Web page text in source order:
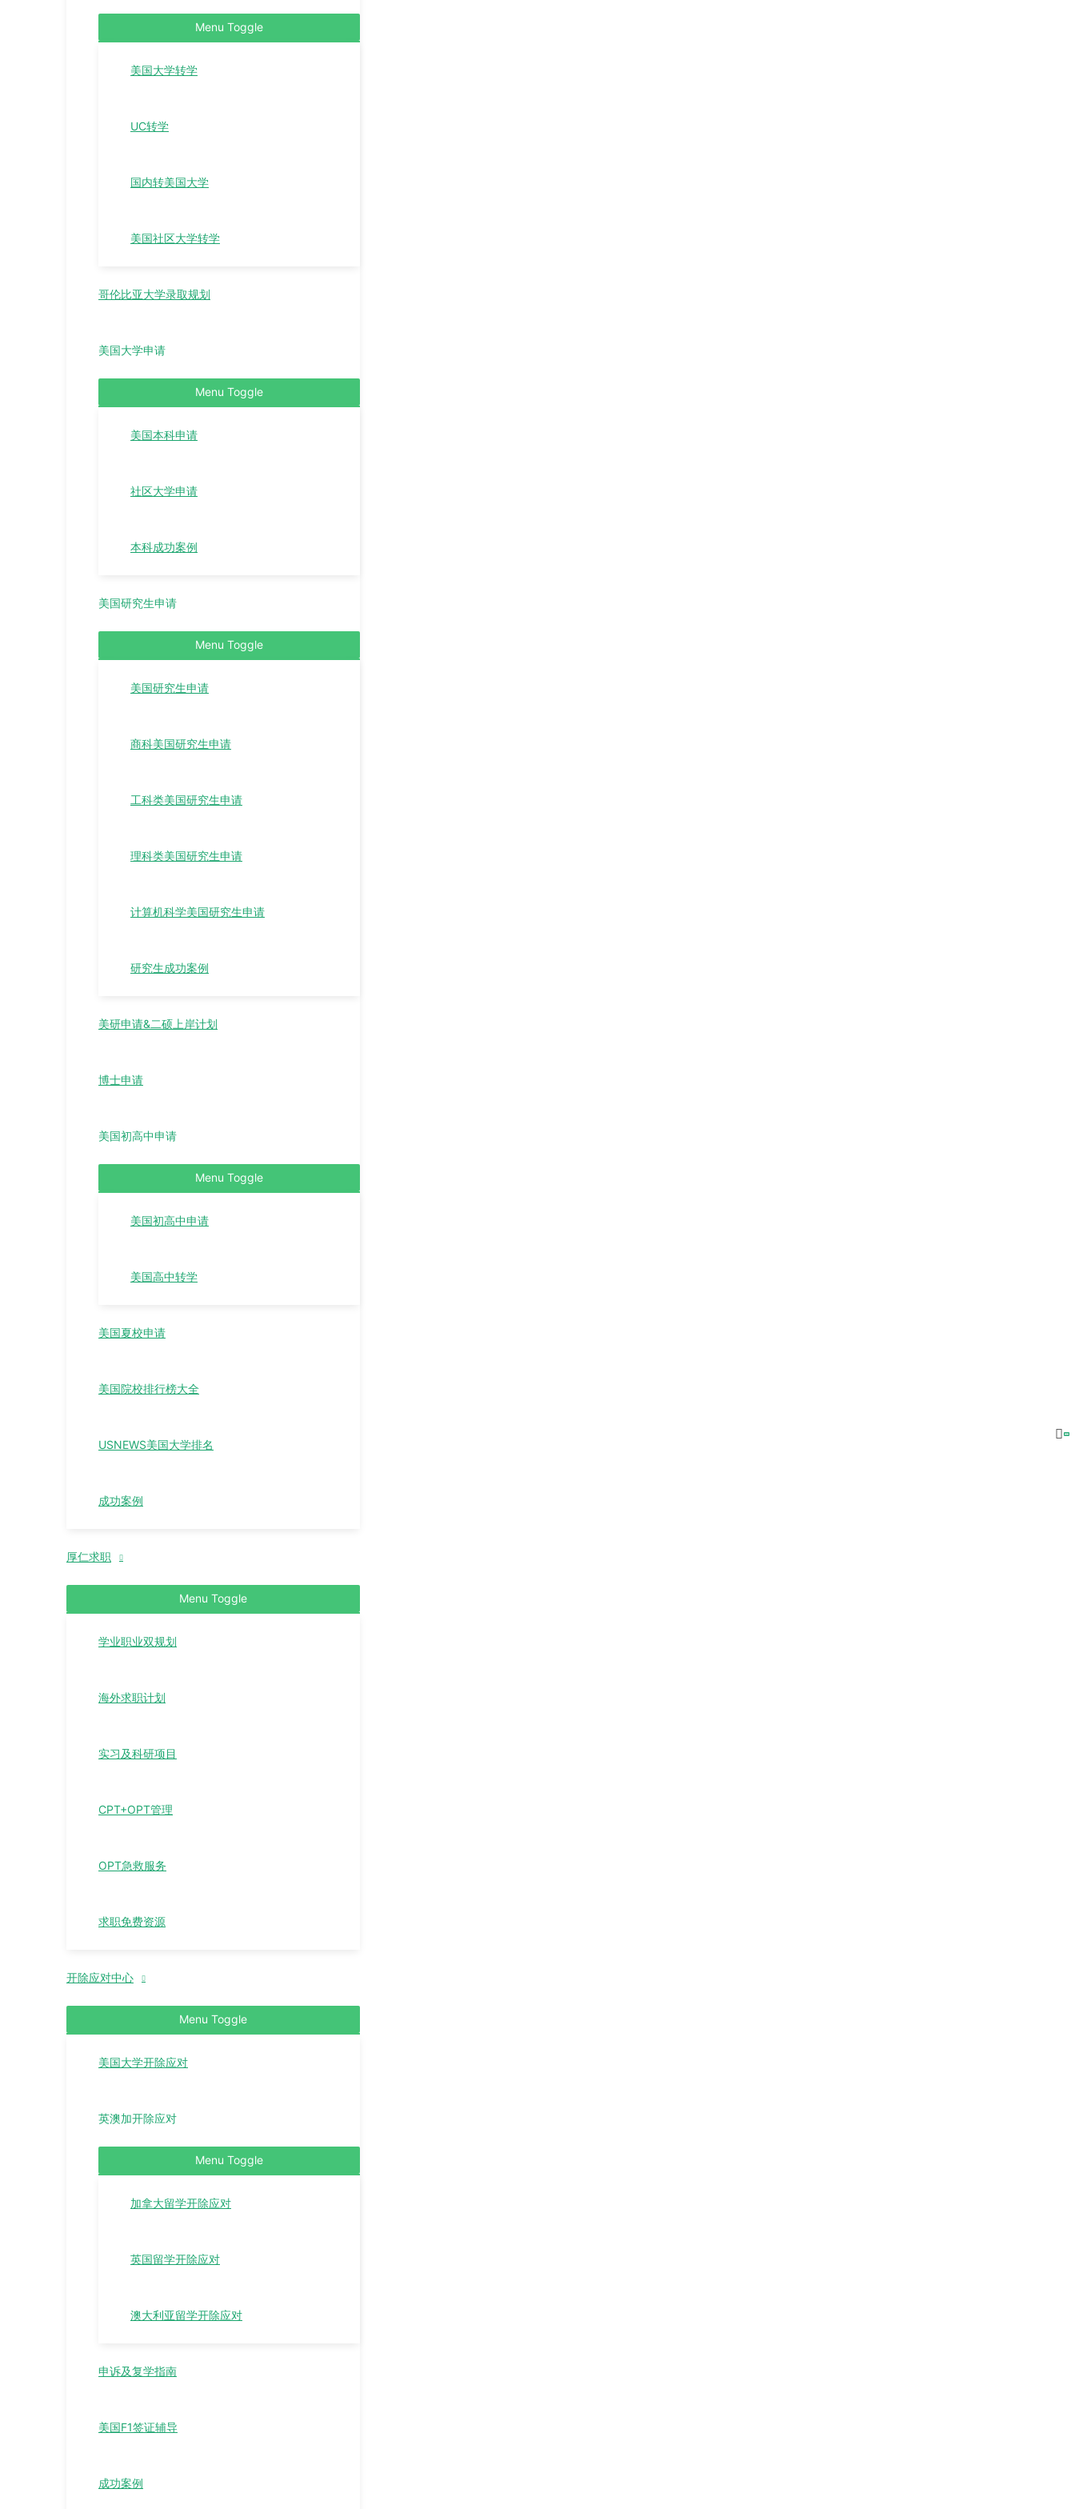
Menu Toggle
美国大学转学
UC转学
国内转美国大学
美国社区大学转学
哥伦比亚大学录取规划
美国大学申请
Menu Toggle
美国本科申请
社区大学申请
本科成功案例
美国研究生申请
Menu Toggle
美国研究生申请
商科美国研究生申请
工科类美国研究生申请
理科类美国研究生申请
计算机科学美国研究生申请
研究生成功案例
美研申请&二硕上岸计划
博士申请
美国初高中申请
Menu Toggle
美国初高中申请
美国高中转学
美国夏校申请
美国院校排行榜大全
USNEWS美国大学排名
成功案例
厚仁求职
Menu Toggle
学业职业双规划
海外求职计划
实习及科研项目
CPT+OPT管理
OPT急救服务
求职免费资源
开除应对中心
Menu Toggle
美国大学开除应对
英澳加开除应对
Menu Toggle
加拿大留学开除应对
英国留学开除应对
澳大利亚留学开除应对
申诉及复学指南
美国F1签证辅导
成功案例